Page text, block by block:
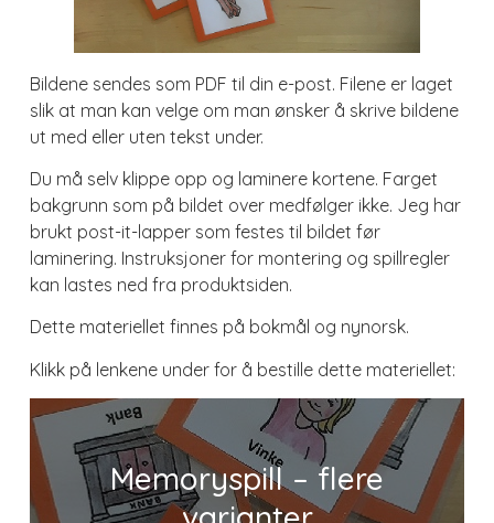
Bildene sendes som PDF til din e-post. Filene er laget
slik at man kan velge om man ønsker å skrive bildene
ut med eller uten tekst under.
Du må selv klippe opp og laminere kortene. Farget
bakgrunn som på bildet over medfølger ikke. Jeg har
brukt post-it-lapper som festes til bildet før
laminering. Instruksjoner for montering og spillregler
kan lastes ned fra produktsiden.
Dette materiellet finnes på bokmål og nynorsk.
Klikk på lenkene under for å bestille dette materiellet:
Memoryspill – flere